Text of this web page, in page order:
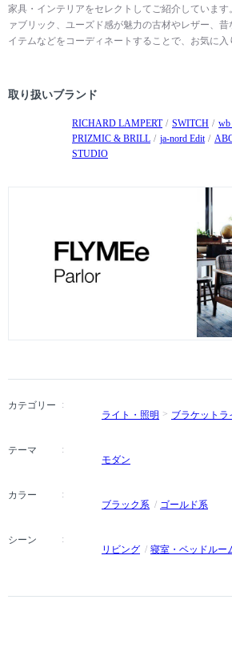
家具・インテリアをセレクトしてご紹介していま
ァブリック、ユーズド感が魅力の古材やレザー、
イテムなどをコーディネートすることで、お気に
取り扱いブランド
RICHARD LAMPERT SWITCH wb
PRIZMIC & BRILL
ja-nord Edit
STUDIO
カテゴリー
ライト・照明
ブラケットラ
テーマ
モダン
カラー
ブラック系
ゴールド系
シーン
リビング
寝室・ベッドルー